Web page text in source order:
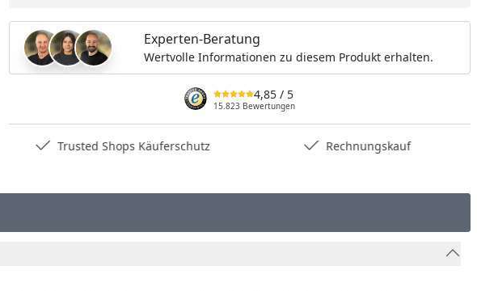
Experten-Beratung
Wertvolle Informationen zu diesem Produkt erhalten.
4,85 / 5
15.823 Bewertungen
Trusted Shops Käuferschutz Rechnungskauf